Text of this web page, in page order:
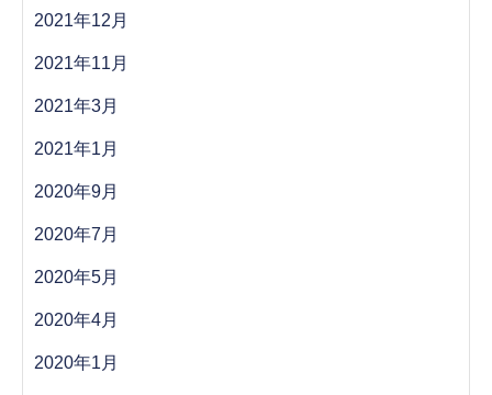
2021年12月
2021年11月
2021年3月
2021年1月
2020年9月
2020年7月
2020年5月
2020年4月
2020年1月